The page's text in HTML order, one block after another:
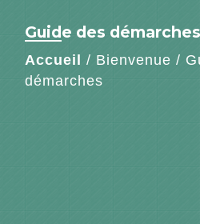
Guide des démarches
Accueil / Bienvenue /
démarches